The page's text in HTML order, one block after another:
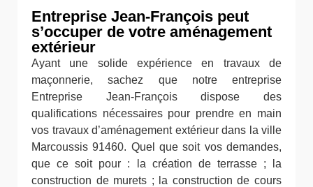
Entreprise Jean-François peut
s’occuper de votre aménagement
extérieur
Ayant une solide expérience en travaux de
maçonnerie, sachez que notre entreprise
Entreprise Jean-François dispose des
qualifications nécessaires pour prendre en main
vos travaux d’aménagement extérieur dans la ville
Marcoussis 91460. Quel que soit vos demandes,
que ce soit pour : la création de terrasse ; la
construction de murets ; la construction de cours